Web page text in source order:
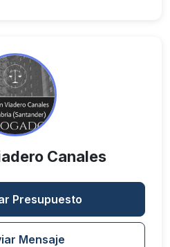
Canales
Presupuesto
Mensaje